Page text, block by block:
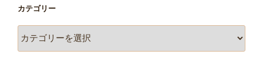
カテゴリー